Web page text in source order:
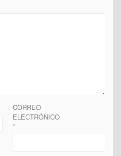
CORREO
ELECTRÓNICO
*